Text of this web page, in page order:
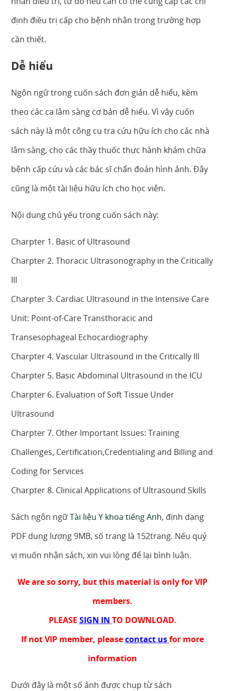
định điều trị cấp cho bệnh nhân trong trường hợp
cần thiết.
Dễ hiểu
Ngôn ngữ trong cuốn sách đơn giản dễ hiểu, kèm
theo các ca lâm sàng cơ bản dễ hiểu. Vì vậy cuốn
sách này là một công cụ tra cứu hữu ích cho các nhà
lâm sàng, cho các thầy thuốc thực hành khám chữa
bệnh cấp cứu và các bác sĩ chẩn đoán hình ảnh. Đây
cũng là một tài liệu hữu ích cho học viên.
Nội dung chủ yếu trong cuốn sách này:
Charpter 1. Basic of Ultrasound
Charpter 2. Thoracic Ultrasonography in the Critically
III
Charpter 3. Cardiac Ultrasound in the Intensive Care
Unit: Point-of-Care Transthoracic and
Transesophageal Echocardiography
Charpter 4. Vascular Ultrasound in the Critically III
Charpter 5. Basic Abdominal Ultrasound in the ICU
Charpter 6. Evaluation of Soft Tissue Under
Ultrasound
Charpter 7. Other Important Issues: Training
Challenges, Certification,Credentialing and Billing and
Coding for Services
Charpter 8. Clinical Applications of Ultrasound Skills
Sách ngôn ngữTài liệu Y khoa tiếng Anh, định dạng
PDF dung lượng 9MB, số trang là 152trang. Nếu quý
vị muốn nhận sách, xin vui lòng để lại bình luận.
We are so sorry, but this material is only for VIP
members.
PLEASE SIGN IN TO DOWNLOAD.
If not VIP member, pleasecontact usfor more
information
Dưới đây là một số ảnh được chụp từ sách